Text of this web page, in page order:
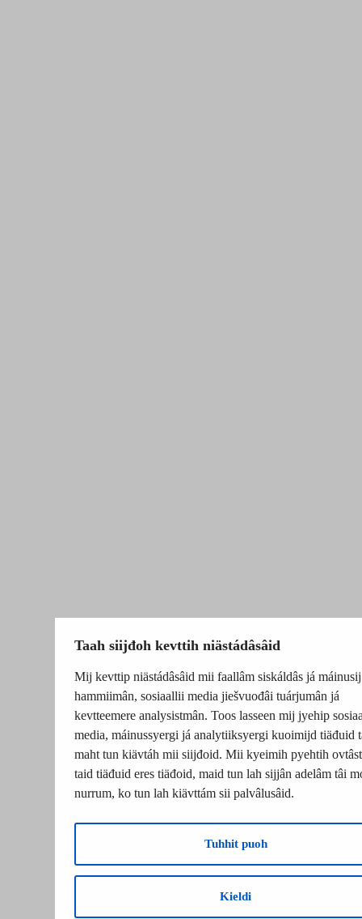
Taah siijđoh kevttih niästádâsâid
Mij kevttip niästádâsâid mii faallâm siskáldâs já máinusij
hammiimân, sosiaallii media jiešvuođâi tuárjumân já
kevtteemere analysistmân. Toos lasseen mij jyehip
media, máinussyergi já analytiiksyergi kuoimijd tiäđuid
maht tun kiävtáh mii siijđoid. Mii kyeimih pyehtih
taid tiäđuid eres tiäđoid, maid tun lah sijjân adelâm tâi
nurrum, ko tun lah kiävttám sii palvâlusâid.
Tuhhit puoh
Kieldi